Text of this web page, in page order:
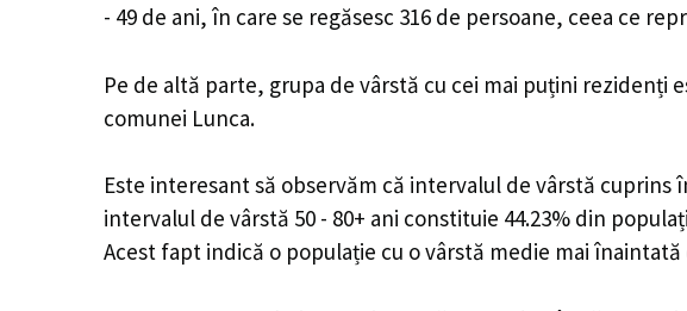
- 49 de ani, în care se regăsesc 316 de persoane, ceea ce
Pe de altă parte, grupa de vârstă cu cei mai puțini rezidenți
comunei Lunca.
Este interesant să observăm că intervalul de vârstă cuprins
intervalul de vârstă 50 - 80+ ani constituie 44.23% din
Acest fapt indică o populație cu o vârstă medie mai